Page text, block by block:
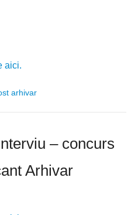
aici.
arhivar
– concurs
Arhivar